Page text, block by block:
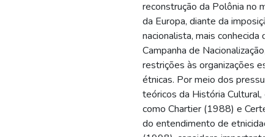
reconstrução da Polônia no
da Europa, diante da
nacionalista, mais conhecida
Campanha de Nacionalização,
restrições às organizações
étnicas. Por meio dos
teóricos da História Cultural,
como Chartier (1988) e
do entendimento de